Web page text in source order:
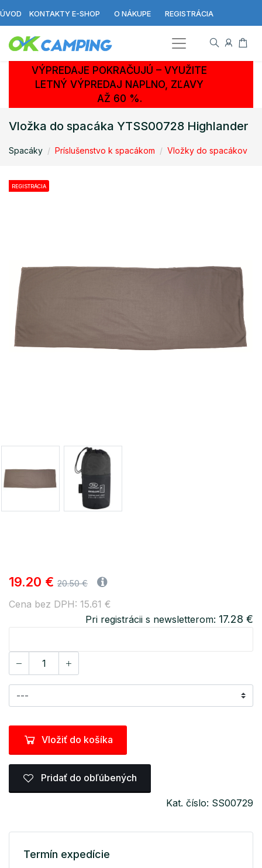
ÚVOD KONTAKTY E-SHOP O NÁKUPE REGISTRÁCIA
VÝPREDAJE POKRAČUJÚ – VYUŽITE
LETNÝ VÝPREDAJ NAPLNO, ZĽAVY
AŽ 60 %.
Vložka do spacáka YTSS00728 Highlander
Spacáky Príslušenstvo k spacákom Vložky do spacákov
REGISTRÁCIA
19.20 € 20.50 €
Cena bez DPH: 15.61 €
Pri registrácii s newsletterom: 17.28 €
Vložiť do košíka
Pridať do obľúbených
Kat. číslo: SS00729
Termín expedície